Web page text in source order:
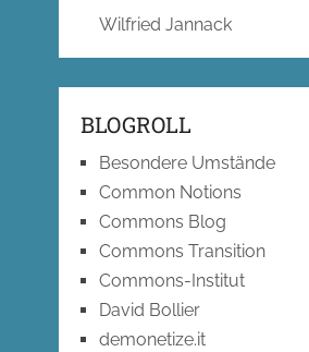
Wilfried Jannack
BLOGROLL
Besondere Umstände
Common Notions
Commons Blog
Commons Transition
Commons-Institut
David Bollier
demonetize.it